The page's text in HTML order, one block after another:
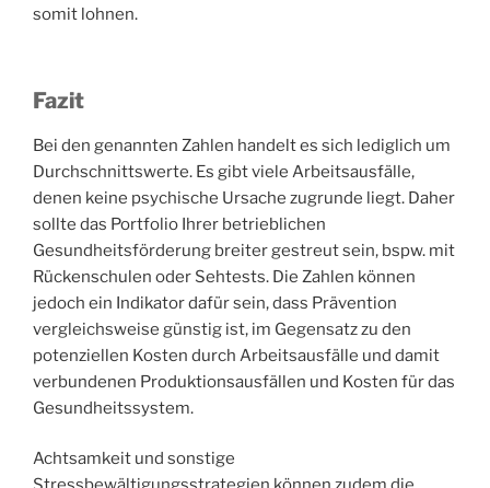
somit lohnen.
Fazit
Bei den genannten Zahlen handelt es sich lediglich um
Durchschnittswerte. Es gibt viele Arbeitsausfälle,
denen keine psychische Ursache zugrunde liegt. Daher
sollte das Portfolio Ihrer betrieblichen
Gesundheitsförderung breiter gestreut sein, bspw. mit
Rückenschulen oder Sehtests. Die Zahlen können
jedoch ein Indikator dafür sein, dass Prävention
vergleichsweise günstig ist, im Gegensatz zu den
potenziellen Kosten durch Arbeitsausfälle und damit
verbundenen Produktionsausfällen und Kosten für das
Gesundheitssystem.
Achtsamkeit und sonstige